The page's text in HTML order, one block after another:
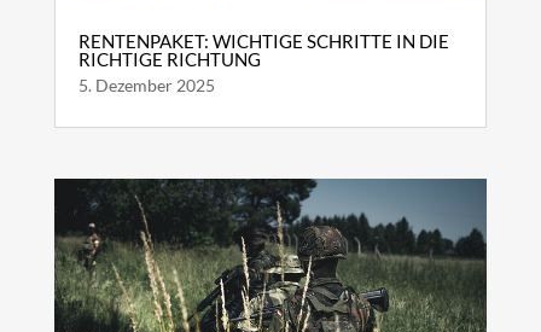
RENTENPAKET: WICHTIGE SCHRITTE IN DIE
RICHTIGE RICHTUNG
5. Dezember 2025